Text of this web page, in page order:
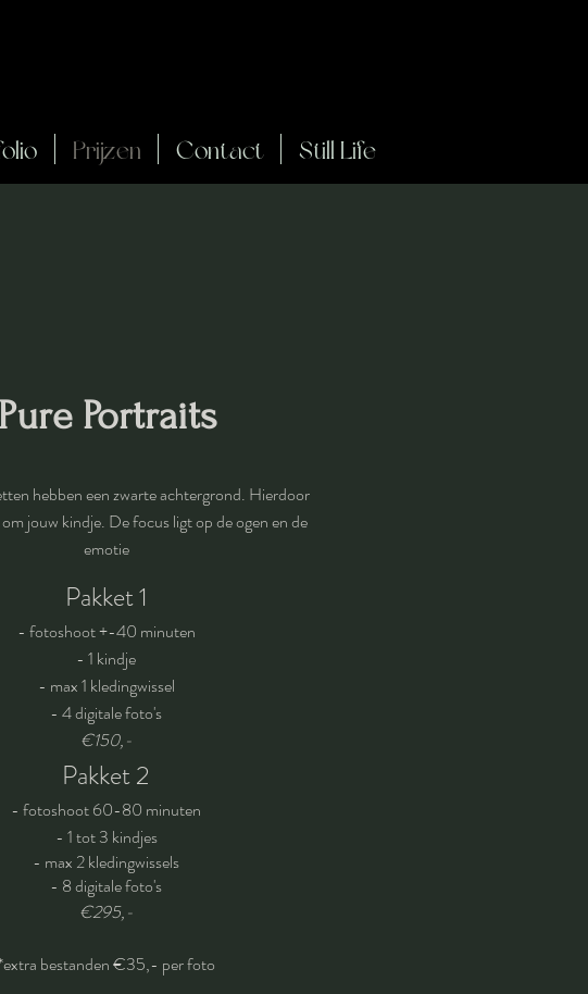
Prijzen Contact Still Life
Pure Portraits
hebben een zwarte achtergrond. Hierdoor
jouw kindje. De focus ligt op de ogen en de
emotie
Pakket 1
- fotoshoot +-40 minuten
- 1 kindje
- max 1 kledingwissel
- 4 digitale foto's
€150,-
Pakket 2
- fotoshoot 60-80 minuten
- 1 tot 3 kindjes
- max 2 kledingwissels
- 8 digitale foto's
€295,-
bestanden €35,- per foto